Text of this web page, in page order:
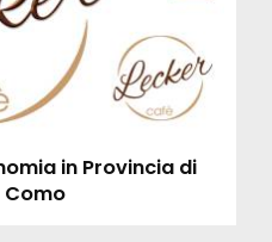
in Provincia di
Como